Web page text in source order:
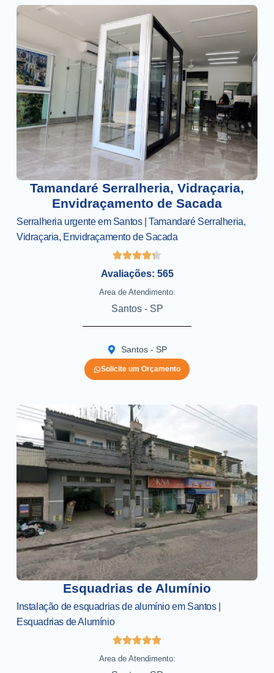
Tamandaré Serralheria, Vidraçaria,
Envidraçamento de Sacada
Serralheria urgente em Santos | Tamandaré Serralheria,
Vidraçaria, Envidraçamento de Sacada
Avaliações: 565
Area de Atendimento:
Santos - SP
Santos - SP
Solicite um Orçamento
Esquadrias de Alumínio
Instalação de esquadrias de alumínio em Santos |
Esquadrias de Alumínio
Area de Atendimento: